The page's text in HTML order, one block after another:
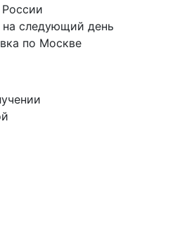
на следующий день
по Москве